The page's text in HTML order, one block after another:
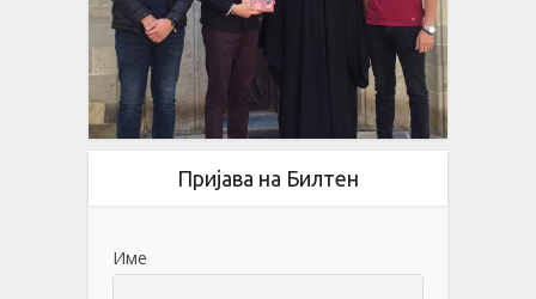
Пријава на Билтен
Име